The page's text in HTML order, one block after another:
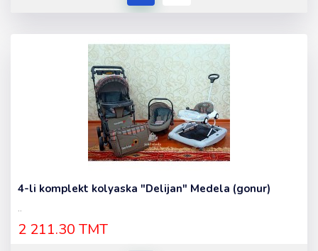
4-li komplekt kolyaska "Delijan" Medela (gonur)
..
2 211.30 TMT